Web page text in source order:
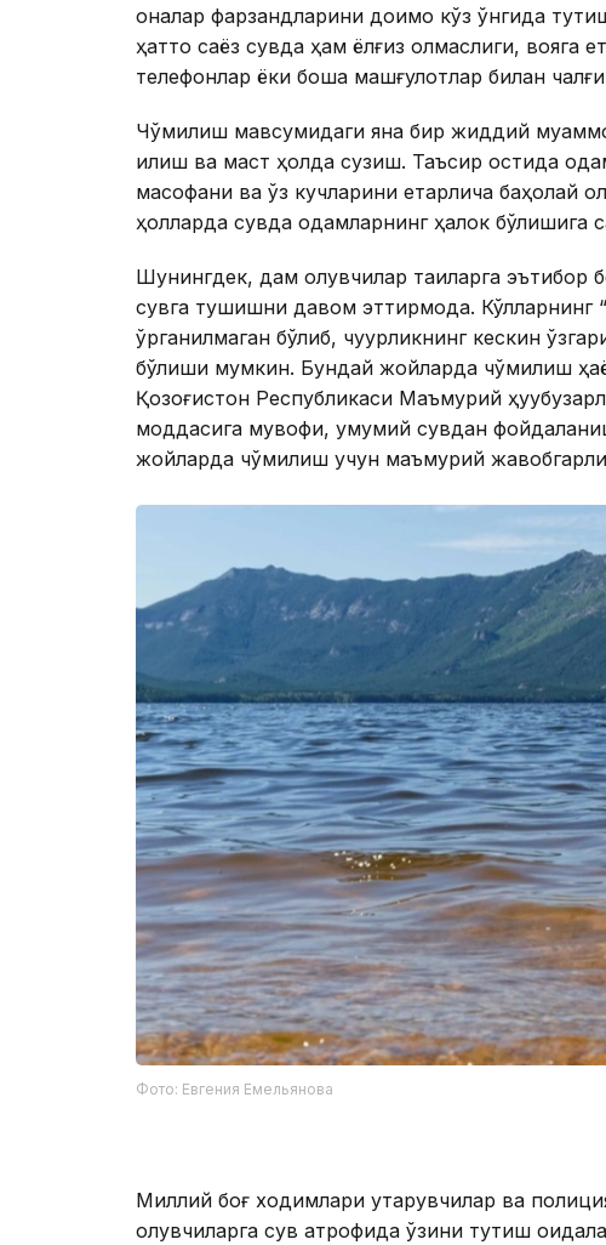
оналар фарзандларини доимо кўз ўнгида
ҳатто саёз сувда ҳам ёлғиз қолмаслиги,
телефонлар ёки бошқа машғулотлар билан
Чўмилиш мавсумидаги яна бир жиддий
қилиш ва маст ҳолда сузиш. Таъсир остида
масофани ва ўз кучларини етарлича баҳолай
ҳолларда сувда одамларнинг ҳалок бўлишига
Шунингдек, дам олувчилар тақиқларга
сувга тушишни давом эттирмоқда. Кўлларнинг
ўрганилмаган бўлиб, чуқурликнинг кескин
бўлиши мумкин. Бундай жойларда чўмилиш
Қозоғистон Республикаси Маъмурий
моддасига мувофиқ, умумий сувдан
жойларда чўмилиш учун маъмурий
Фото: Евгения Емельянова
Миллий боғ ходимлари қутқарувчилар ва
олувчиларга сув атрофида ўзини тутиш